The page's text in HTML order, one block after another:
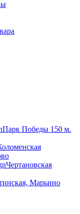
Парк Победы 150 м.
Чертановская
Марьино